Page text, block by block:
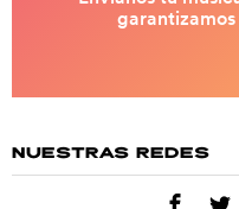
NUESTRAS REDES